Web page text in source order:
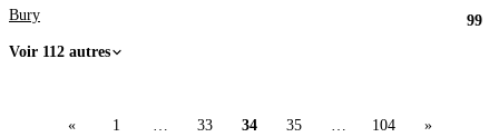
Bury
99
Voir 112 autres
« 1 33 34 35 104 »